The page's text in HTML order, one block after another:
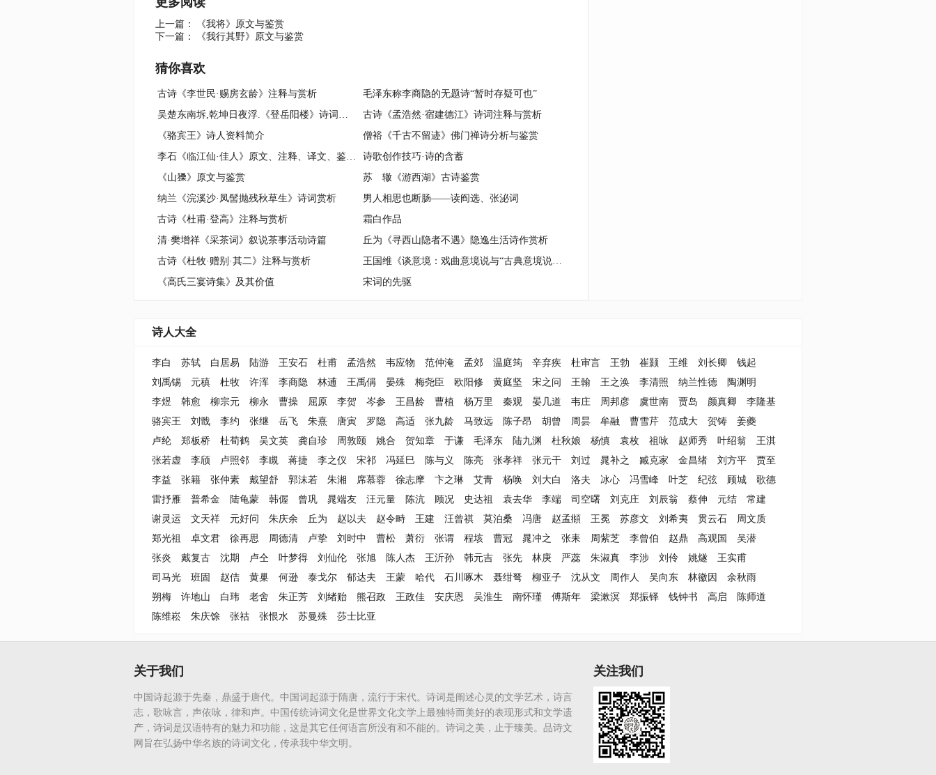
上一篇：
《我将》原文与鉴赏
下一篇：
《我行其野》原文与鉴赏
猜你喜欢
古诗《李世民·赐房玄龄》注释与赏析
毛泽东称李商隐的无题诗“暂时存疑可也”
吴楚东南坼,乾坤日夜浮.《登岳阳楼》诗词原文赏析|名句解读
古诗《孟浩然·宿建德江》诗词注释与赏析
《骆宾王》诗人资料简介
僧裕《千古不留迹》佛门禅诗分析与鉴赏
李石《临江仙·佳人》原文、注释、译文、鉴赏
诗歌创作技巧·诗的含蓄
《山𤢖》原文与鉴赏
苏 辙《游西湖》古诗鉴赏
纳兰《浣溪沙·凤髻抛残秋草生》诗词赏析
男人相思也断肠——读阎选、张泌词
古诗《杜甫·登高》注释与赏析
霜白作品
清·樊增祥《采茶词》叙说茶事活动诗篇
丘为《寻西山隐者不遇》隐逸生活诗作赏析
古诗《杜牧·赠别·其二》注释与赏析
王国维《谈意境：戏曲意境说与“古典意境说”》
《高氏三宴诗集》及其价值
宋词的先驱
诗人大全
李白 苏轼 白居易 陆游 王安石 杜甫 孟浩然 韦应物 范仲淹 孟郊 温庭筠 辛弃疾 杜审言 王勃 崔颢 王维 刘长卿
钱起
刘禹锡
元稹 杜牧 许浑 李商隐 林逋 王禹偁 晏殊 梅尧臣 欧阳修 黄庭坚 宋之问 王翰 王之涣 李清照 纳兰性德
陶渊明
李煜
韩愈 柳宗元 柳永 曹操 屈原 李贺 岑参 王昌龄 曹植 杨万里 秦观 晏几道 韦庄 周邦彦 虞世南 贾岛 颜真卿
李隆基
骆宾王
刘戬 李约 张继 岳飞 朱熹 唐寅 罗隐 高适 张九龄 马致远 陈子昂 胡曾 周昙 牟融 曹雪芹 范成大 贺铸
姜夔
卢纶
郑板桥 杜荀鹤 吴文英 龚自珍 周敦颐 姚合 贺知章 于谦 毛泽东 陆九渊 杜秋娘 杨慎 袁枚 祖咏 赵师秀 叶绍翁
王淇
张若虚
李颀 卢照邻 李瞡 蒋捷 李之仪 宋祁 冯延巳 陈与义 陈亮 张孝祥 张元干 刘过 晁补之 臧克家 金昌绪 刘方平
贾至
李益
张籍 张仲素 戴望舒 郭沫若 朱湘 席慕蓉 徐志摩 卞之琳 艾青 杨唤 刘大白 洛夫 冰心 冯雪峰 叶芝 纪弦 顾城
歌德
雷抒雁
普希金 陆龟蒙 韩偓 曾巩 晁端友 汪元量 陈沆 顾况 史达祖 袁去华 李端 司空曙 刘克庄 刘辰翁 蔡伸 元结
常建
谢灵运
文天祥 元好问 朱庆余 丘为 赵以夫 赵令畤 王建 汪曾祺 莫泊桑 冯唐 赵孟頫 王冕 苏彦文 刘希夷 贯云石
周文质
郑光祖
卓文君 徐再思 周德清 卢挚 刘时中 曹松 萧衍 张谓 程垓 曹冠 晁冲之 张耒 周紫芝 李曾伯 赵鼎 高观国
吴潜
张炎
戴复古 沈期 卢仝 叶梦得 刘仙伦 张旭 陈人杰 王沂孙 韩元吉 张先 林庚 严蕊 朱淑真 李涉 刘伶 姚燧
王实甫
司马光
班固 赵佶 黄巢 何逊 泰戈尔 郁达夫 王蒙 哈代 石川啄木 聂绀弩 柳亚子 沈从文 周作人 吴向东 林徽因
余秋雨
朔梅
许地山 白玮 老舍 朱正芳 刘绪贻 熊召政 王政佳 安庆恩 吴淮生 南怀瑾 傅斯年 梁漱溟 郑振铎 钱钟书 高启
陈师道
陈维崧
朱庆馀 张祜 张恨水 苏曼殊 莎士比亚
关于我们
中国诗起源于先秦，鼎盛于唐代。中国词起源于隋唐，流行于宋代。诗词是阐述心灵的文学艺术，诗言
志，歌咏言，声依咏，律和声。中国传统诗词文化是世界文化文学上最独特而美好的表现形式和文学遗
产，诗词是汉语特有的魅力和功能，这是其它任何语言所没有和不能的。诗词之美，止于臻美。品诗文
网旨在弘扬中华名族的诗词文化，传承我中华文明。
关注我们